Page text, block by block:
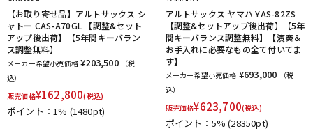
【お取り寄せ品】アルトサックス シ
ャトー CAS-A70GL 【調整&セット
アップ後出荷】【5年間キーバラン
ス調整無料】
メーカー希望小売価格 ¥203,500
（税
込）
販売価格¥162,800(税込)
ポイント：1% (1480pt)
アルトサックス ヤマハ YAS-82ZS
【調整&セットアップ後出荷】【5年
間キーバランス調整無料】【演奏＆
お手入れに必要なもの全て付いてま
す】
メーカー希望小売価格 ¥693,000
（税
込）
販売価格¥623,700(税込)
ポイント：5%(28350pt)